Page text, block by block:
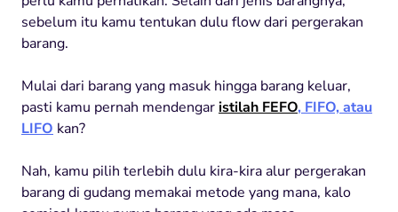
sebelum itu kamu tentukan dulu flow dari pergerakan
barang.
Mulai dari barang yang masuk hingga barang keluar,
pasti kamu pernah mendengaristilah FEFO, FIFO, atau
LIFO kan?
Nah, kamu pilih terlebih dulu kira-kira alur pergerakan
barang di gudang memakai metode yang mana, kalo